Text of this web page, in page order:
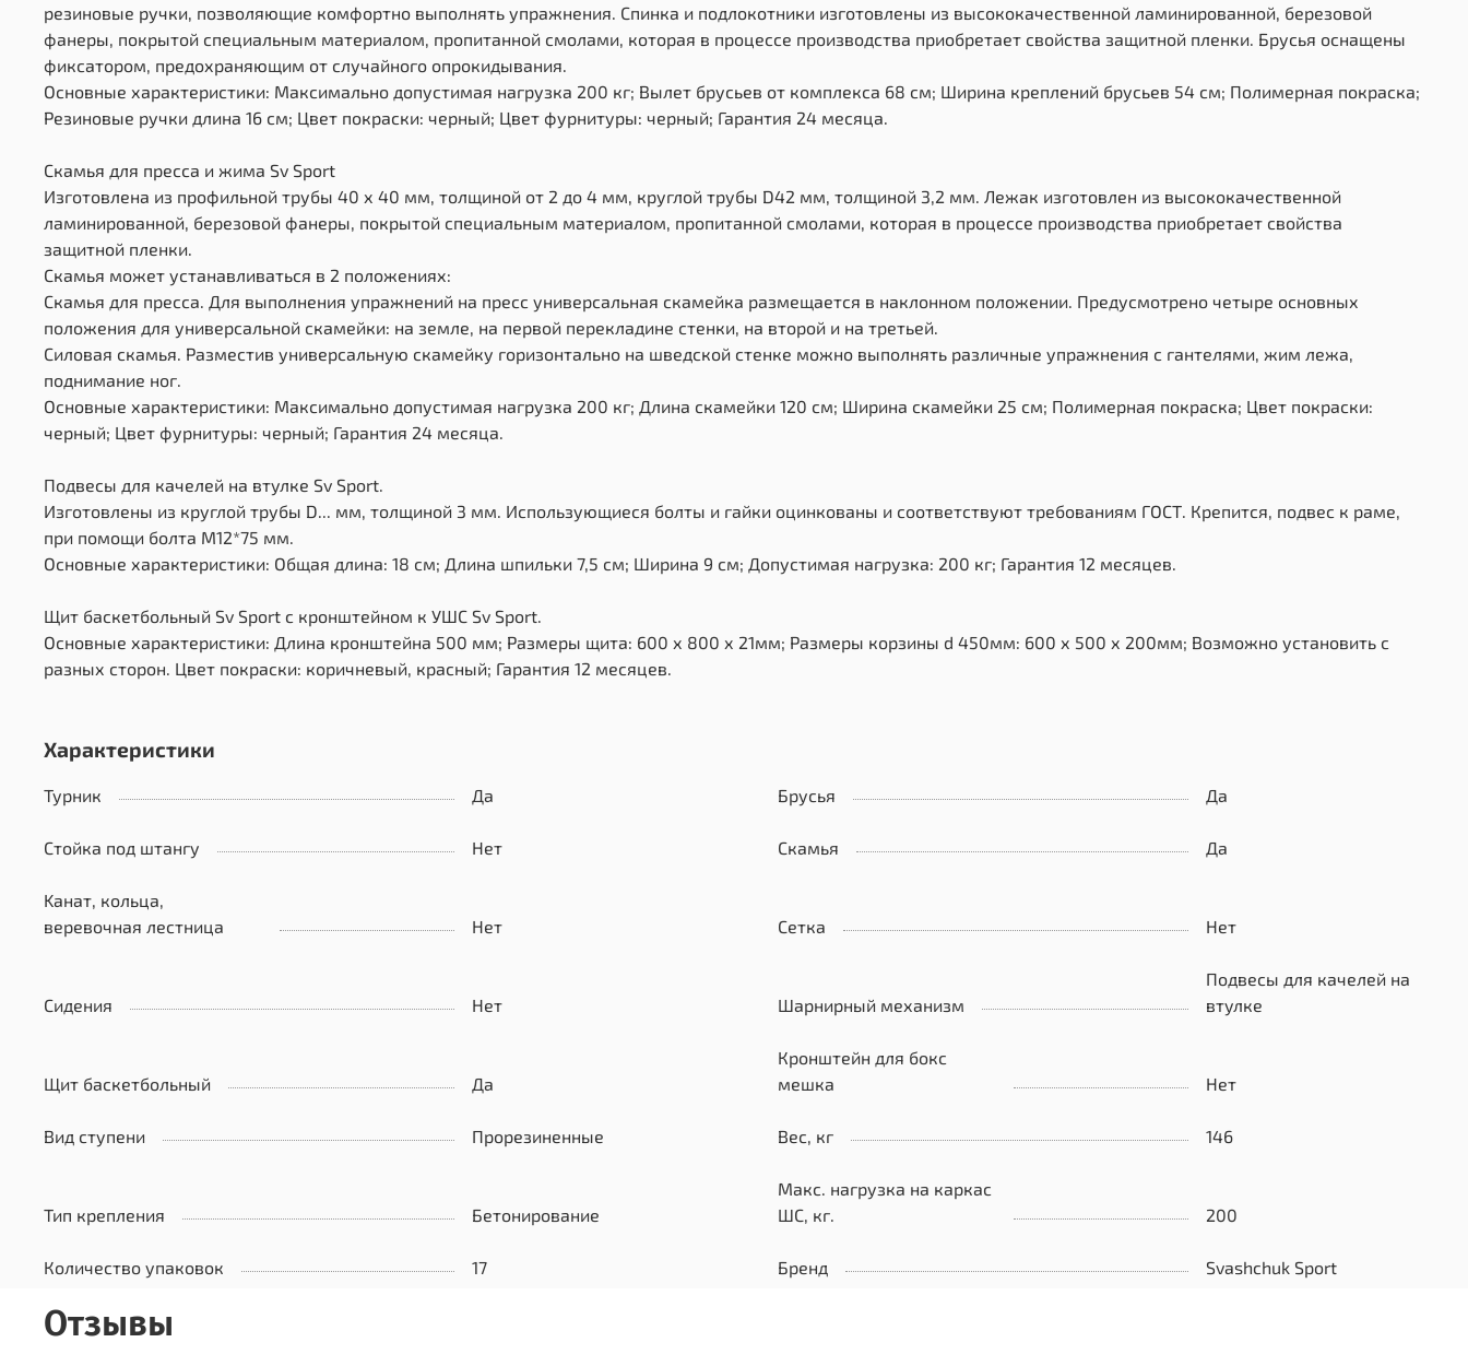
резиновые ручки, позволяющие комфортно выполнять упражнения. Спинка и подлокотники изготовлены из высококачественной ламинированной, березовой
фанеры, покрытой специальным материалом, пропитанной смолами, которая в процессе производства приобретает свойства защитной пленки. Брусья оснащены
фиксатором, предохраняющим от случайного опрокидывания.
Основные характеристики: Максимально допустимая нагрузка 200 кг; Вылет брусьев от комплекса 68 см; Ширина креплений брусьев 54 см; Полимерная покраска;
Резиновые ручки длина 16 см; Цвет покраски: черный; Цвет фурнитуры: черный; Гарантия 24 месяца.
Скамья для пресса и жима Sv Sport
Изготовлена из профильной трубы 40 х 40 мм, толщиной от 2 до 4 мм, круглой трубы D42 мм, толщиной 3,2 мм. Лежак изготовлен из высококачественной
ламинированной, березовой фанеры, покрытой специальным материалом, пропитанной смолами, которая в процессе производства приобретает свойства
защитной пленки.
Скамья может устанавливаться в 2 положениях:
Скамья для пресса. Для выполнения упражнений на пресс универсальная скамейка размещается в наклонном положении. Предусмотрено четыре основных
положения для универсальной скамейки: на земле, на первой перекладине стенки, на второй и на третьей.
Силовая скамья. Разместив универсальную скамейку горизонтально на шведской стенке можно выполнять различные упражнения с гантелями, жим лежа,
поднимание ног.
Основные характеристики: Максимально допустимая нагрузка 200 кг; Длина скамейки 120 см; Ширина скамейки 25 см; Полимерная покраска; Цвет покраски:
черный; Цвет фурнитуры: черный; Гарантия 24 месяца.
Подвесы для качелей на втулке Sv Sport.
Изготовлены из круглой трубы D... мм, толщиной 3 мм. Использующиеся болты и гайки оцинкованы и соответствуют требованиям ГОСТ. Крепится, подвес к раме,
при помощи болта М12*75 мм.
Основные характеристики: Общая длина: 18 см; Длина шпильки 7,5 см; Ширина 9 см; Допустимая нагрузка: 200 кг; Гарантия 12 месяцев.
Щит баскетбольный Sv Sport c кронштейном к УШС Sv Sport.
Основные характеристики: Длина кронштейна 500 мм; Размеры щита: 600 х 800 х 21мм; Размеры корзины d 450мм: 600 х 500 х 200мм; Возможно установить с
разных сторон. Цвет покраски: коричневый, красный; Гарантия 12 месяцев.
Характеристики
Турник Да Брусья Да
Стойка под штангу Нет Скамья Да
Kанат, кольца,
веревочная лестница
Нет Сетка Нет
Сидения Нет Шарнирный механизм
Подвесы для качелей на
втулке
Щит баскетбольный Да
Кронштейн для бокс
мешка
Нет
Вид ступени Прорезиненные Вес, кг 146
Тип крепления Бетонирование
Макс. нагрузка на каркас
ШС, кг.
200
Количество упаковок 17 Бренд Svashchuk Sport
Отзывы